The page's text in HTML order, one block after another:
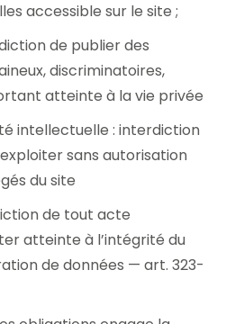
accessible sur le site ;
de publier des
discriminatoires,
atteinte à la vie privée
intellectuelle : interdiction
sans autorisation
du site
de tout acte
atteinte à l’intégrité du
de données — art. 323-